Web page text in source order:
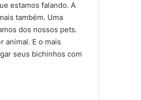
estamos falando. A
também. Uma
dos nossos pets.
animal. E o mais
seus bichinhos com